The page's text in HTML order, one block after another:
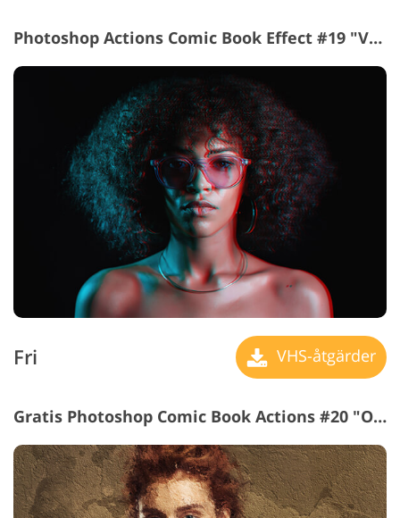
Photoshop Actions Comic Book Effect #19 "VHS"
Fri VHS-åtgärder
Gratis Photoshop Comic Book Actions #20 "Oil Paint"